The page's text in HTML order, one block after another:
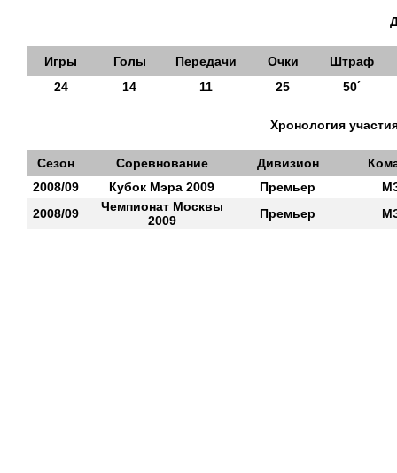
Игры Голы Передачи Очки
Штраф
24
14 11 25 50´
Хронология
Сезон Соревнование Дивизион
2008/09
Кубок Мэра 2009 Премьер
2008/09
Чемпионат Москвы
2009
Премьер